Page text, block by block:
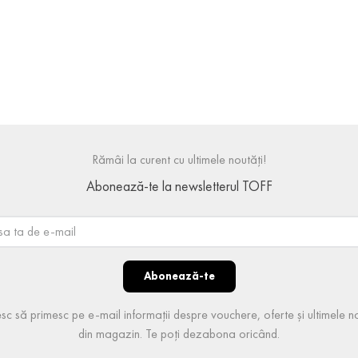
Rămâi la curent cu ultimele noutăți!
Abonează-te la newsletterul TOFF
Abonează-te
să primesc pe e-mail informații despre vouchere, oferte și ultimele
din magazin. Te poți dezabona oricând.